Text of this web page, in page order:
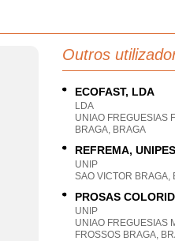
Outros
ECOFAST, LDA
LDA
UNIAO FREGUESIAS
BRAGA, BRAGA
REFREMA,
UNIP
SAO VICTOR BRAGA,
PROSAS
UNIP
UNIAO FREGUESIAS
FROSSOS BRAGA,